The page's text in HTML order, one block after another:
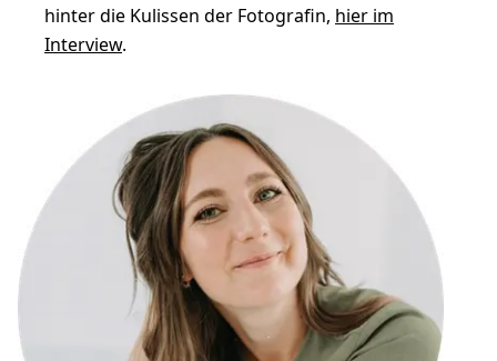
hinter die Kulissen der Fotografin, hier im
Interview.